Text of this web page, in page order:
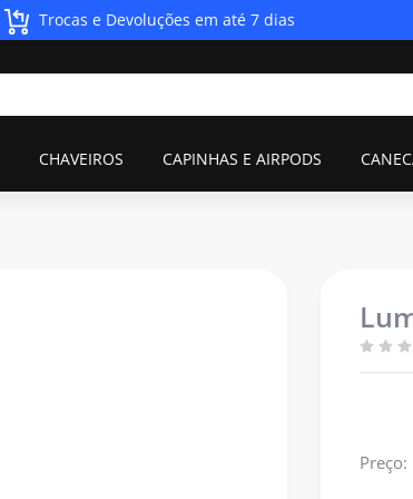
Trocas e Devoluções em até 7 dias
CHAVEIROS CAPINHAS E AIRPODS
Preço: